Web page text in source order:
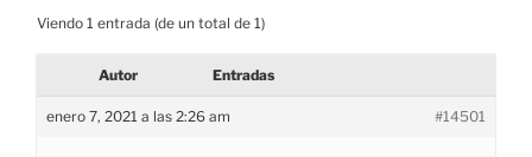
Viendo 1 entrada (de un total de 1)
Autor Entradas
enero 7, 2021 a las 2:26 am #14501